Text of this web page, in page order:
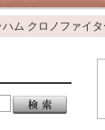
ハム クロノファイ